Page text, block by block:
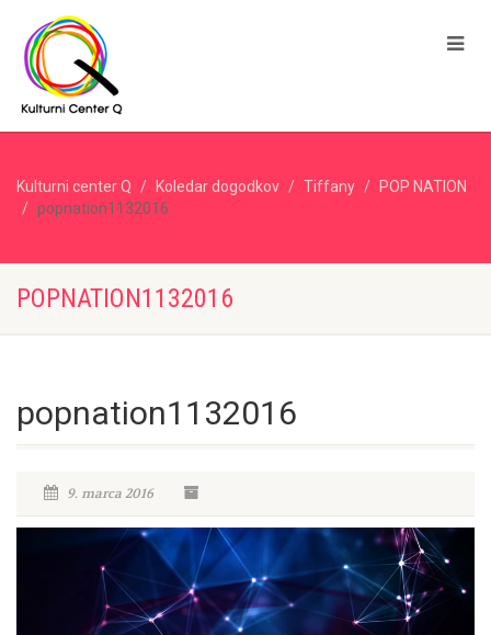
Kulturni center Q Koledar dogodkov Tiffany
POP NATION
popnation1132016
POPNATION1132016
popnation1132016
9. marca 2016